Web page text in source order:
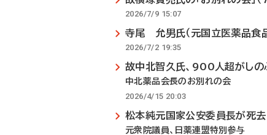
2026/7/9 15:07
寺尾 允男氏（元国立医薬品食
2026/7/2 19:35
故中北智久氏、900人超がしの
中北薬品会長のお別れの会
2026/4/15 20:03
松本純元国家公安委員長が死去
元衆院議員、日薬連盟特別参与